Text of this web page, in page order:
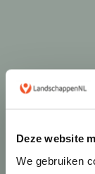
Deze website
We gebruiken